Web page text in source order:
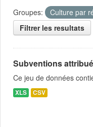
Groupes: Culture par
Filtrer les resultats
Subventions
Ce jeu de données
XLS CSV